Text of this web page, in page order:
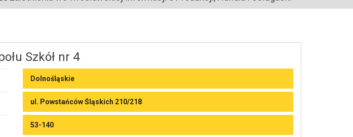
Szkół nr 4
Dolnośląskie
ul. Powstańców Śląskich 210/218
53-140